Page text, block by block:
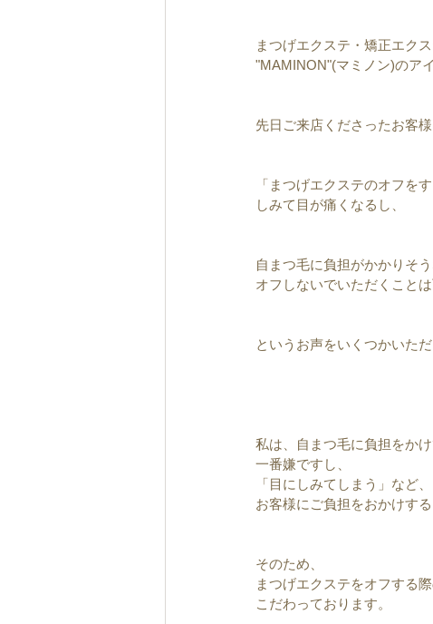
まつげエクステ・矯正エク
"MAMINON"(マミノン)のア
先日ご来店くださったお客様
「まつげエクステのオフを
しみて目が痛くなるし、
自まつ毛に負担がかかりそ
オフしないでいただくこと
というお声をいくつかいただ
私は、自まつ毛に負担をか
一番嫌ですし、
「目にしみてしまう」など、
お客様にご負担をおかけす
そのため、
まつげエクステをオフする
こだわっております。